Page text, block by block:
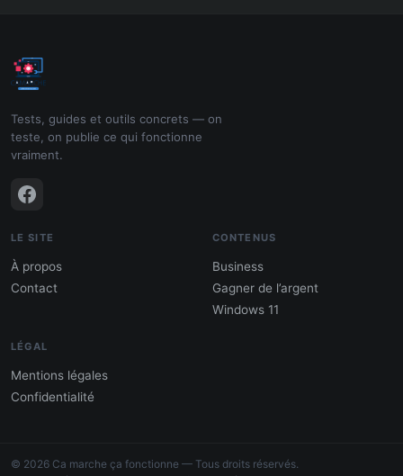
Tests, guides et outils concrets — on
teste, on publie ce qui fonctionne
vraiment.
LE SITE
À propos
Contact
CONTENUS
Business
Gagner de l’argent
Windows 11
LÉGAL
Mentions légales
Confidentialité
© 2026 Ca marche ça fonctionne — Tous droits réservés.
l'argent